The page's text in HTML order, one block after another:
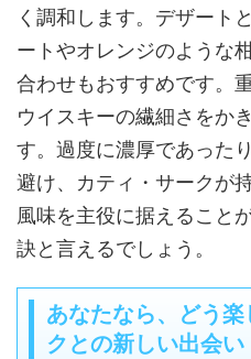
く調和します。デザート
ートやオレンジのような
合わせもおすすめです。
ウイスキーの繊細さをか
す。過度に濃厚であった
避け、カティ・サークが
風味を主役に据えること
訣と言えるでしょう。
あなたなら、どう
クとの新しい出会い